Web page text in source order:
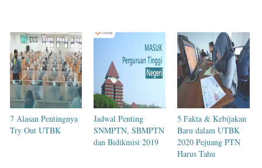
7 Alasan Pentingnya
Try Out UTBK
Jadwal Penting
SNMPTN, SBMPTN
dan Bidikmisi 2019
5 Fakta & Kebijakan
Baru dalam UTBK
2020 Pejuang PTN
Harus Tahu